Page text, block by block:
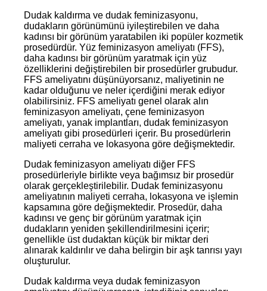
Dudak kaldırma ve dudak feminizasyonu,
dudakların görünümünü iyileştirebilen ve daha
kadınsı bir görünüm yaratabilen iki popüler kozmetik
prosedürdür. Yüz feminizasyon ameliyatı (FFS),
daha kadınsı bir görünüm yaratmak için yüz
özelliklerini değiştirebilen bir prosedürler grubudur.
FFS ameliyatını düşünüyorsanız, maliyetinin ne
kadar olduğunu ve neler içerdiğini merak ediyor
olabilirsiniz. FFS ameliyatı genel olarak alın
feminizasyon ameliyatı, çene feminizasyon
ameliyatı, yanak implantları, dudak feminizasyon
ameliyatı gibi prosedürleri içerir. Bu prosedürlerin
maliyeti cerraha ve lokasyona göre değişmektedir.
Dudak feminizasyon ameliyatı diğer FFS
prosedürleriyle birlikte veya bağımsız bir prosedür
olarak gerçekleştirilebilir. Dudak feminizasyonu
ameliyatının maliyeti cerraha, lokasyona ve işlemin
kapsamına göre değişmektedir. Prosedür, daha
kadınsı ve genç bir görünüm yaratmak için
dudakların yeniden şekillendirilmesini içerir;
genellikle üst dudaktan küçük bir miktar deri
alınarak kaldırılır ve daha belirgin bir aşk tanrısı yayı
oluşturulur.
Dudak kaldırma veya dudak feminizasyon